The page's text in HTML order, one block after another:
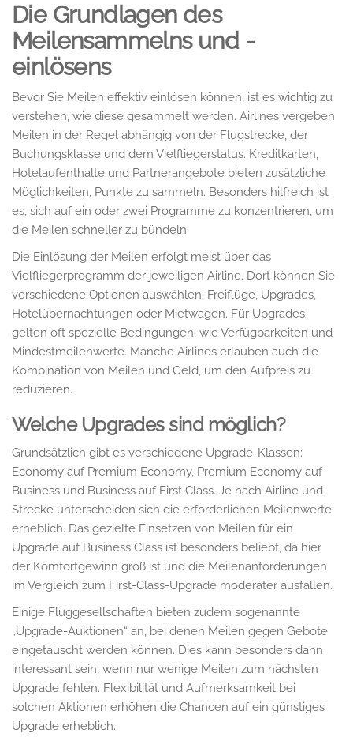
Die Grundlagen des
Meilensammelns und -
einlösens
Bevor Sie Meilen effektiv einlösen können, ist es wichtig zu
verstehen, wie diese gesammelt werden. Airlines vergeben
Meilen in der Regel abhängig von der Flugstrecke, der
Buchungsklasse und dem Vielfliegerstatus. Kreditkarten,
Hotelaufenthalte und Partnerangebote bieten zusätzliche
Möglichkeiten, Punkte zu sammeln. Besonders hilfreich ist
es, sich auf ein oder zwei Programme zu konzentrieren, um
die Meilen schneller zu bündeln.
Die Einlösung der Meilen erfolgt meist über das
Vielfliegerprogramm der jeweiligen Airline. Dort können Sie
verschiedene Optionen auswählen: Freiflüge, Upgrades,
Hotelübernachtungen oder Mietwagen. Für Upgrades
gelten oft spezielle Bedingungen, wie Verfügbarkeiten und
Mindestmeilenwerte. Manche Airlines erlauben auch die
Kombination von Meilen und Geld, um den Aufpreis zu
reduzieren.
Welche Upgrades sind möglich?
Grundsätzlich gibt es verschiedene Upgrade-Klassen:
Economy auf Premium Economy, Premium Economy auf
Business und Business auf First Class. Je nach Airline und
Strecke unterscheiden sich die erforderlichen Meilenwerte
erheblich. Das gezielte Einsetzen von Meilen für ein
Upgrade auf Business Class ist besonders beliebt, da hier
der Komfortgewinn groß ist und die Meilenanforderungen
im Vergleich zum First-Class-Upgrade moderater ausfallen.
Einige Fluggesellschaften bieten zudem sogenannte
„Upgrade-Auktionen“ an, bei denen Meilen gegen Gebote
eingetauscht werden können. Dies kann besonders dann
interessant sein, wenn nur wenige Meilen zum nächsten
Upgrade fehlen. Flexibilität und Aufmerksamkeit bei
solchen Aktionen erhöhen die Chancen auf ein günstiges
Upgrade erheblich.